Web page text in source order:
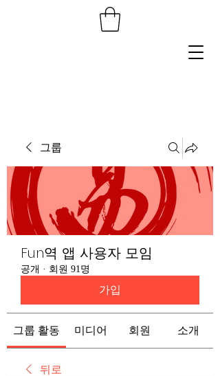
그룹
Fun역 앱 사용자 모임
공개 · 회원 91명
가입
그룹 활동 미디어 회원 소개
뒤로